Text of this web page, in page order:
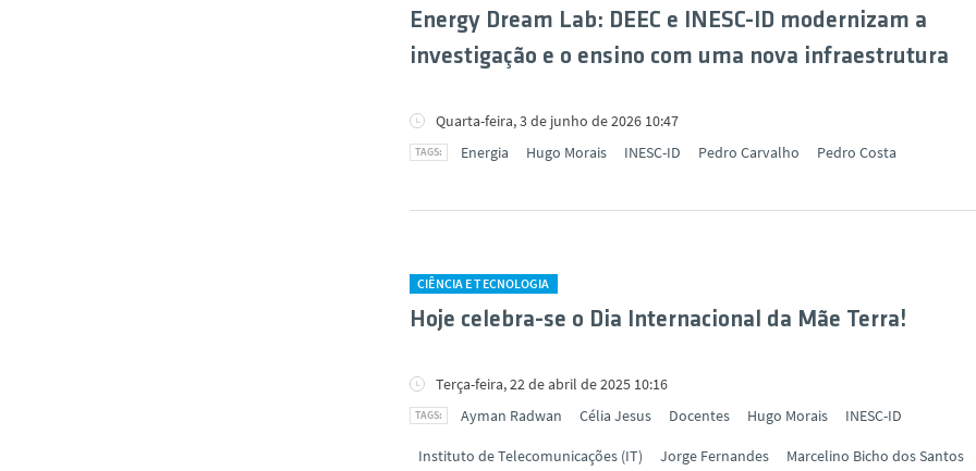
Energy Dream Lab: DEEC e INESC-ID modernizam a
investigação e o ensino com uma nova infraestrutura
Quarta-feira, 3 de junho de 2026 10:47
Energia
Hugo Morais INESC-ID Pedro Carvalho Pedro Costa
CIÊNCIA E TECNOLOGIA
Hoje celebra-se o Dia Internacional da Mãe Terra!
Terça-feira, 22 de abril de 2025 10:16
Ayman Radwan
Célia Jesus Docentes Hugo Morais INESC-ID
Instituto de Telecomunicações (IT) Jorge Fernandes Marcelino Bicho dos Santos